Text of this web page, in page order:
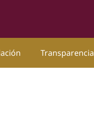
Transparencia